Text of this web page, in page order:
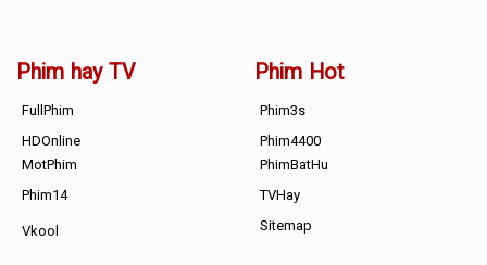
Phim hay TV
FullPhim
HDOnline
MotPhim
Phim14
Vkool
Phim Hot
Phim3s
Phim4400
PhimBatHu
TVHay
Sitemap